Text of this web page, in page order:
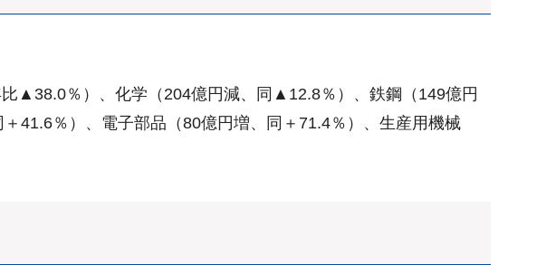
▲38.0％）、化学（204億円減、同▲12.8％）、鉄鋼（149億円
41.6％）、電子部品（80億円増、同＋71.4％）、生産用機械